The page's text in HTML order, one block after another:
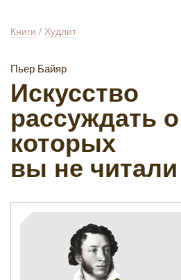
Книги / Худлит
Пьер Байяр
Искусство
рассуждать
которых
вы не читали